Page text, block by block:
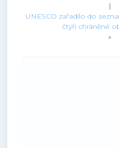
|
UNESCO zařadilo do
čtyři chráněné
»